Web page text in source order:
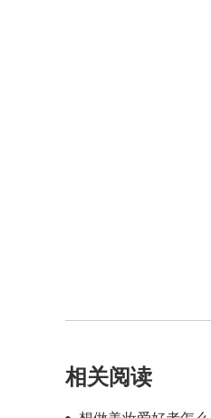
相关阅读